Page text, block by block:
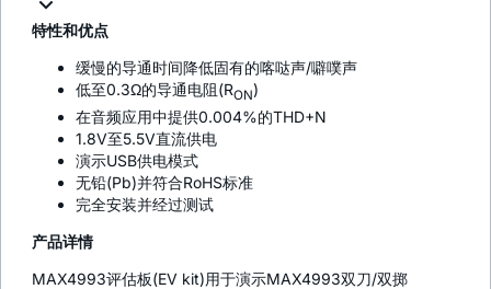
特性和优点
缓慢的导通时间降低固有的喀哒声/噼噗声
低至0.3Ω的导通电阻(RON)
在音频应用中提供0.004%的THD+N
1.8V至5.5V直流供电
演示USB供电模式
无铅(Pb)并符合RoHS标准
完全安装并经过测试
产品详情
MAX4993评估板(EV kit)用于演示MAX4993双刀/双掷